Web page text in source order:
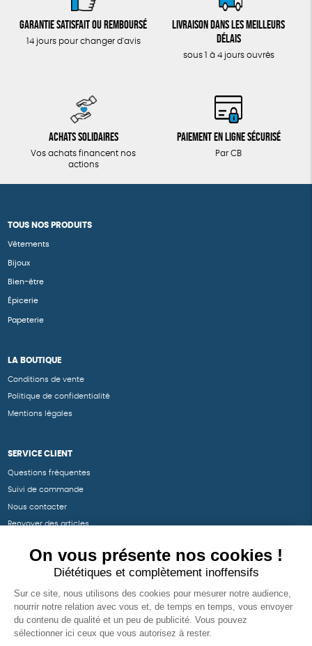
Garantie satisfait ou remboursé
14 jours pour changer d'avis
Livraison dans les meilleurs
délais
sous 1 à 4 jours ouvrés
Achats solidaires
Vos achats financent nos
actions
Paiement en ligne sécurisé
Par CB
TOUS NOS PRODUITS
Vêtements
Bijoux
Bien-être
Épicerie
Papeterie
LA BOUTIQUE
Conditions de vente
Politique de confidentialité
Mentions légales
SERVICE CLIENT
Questions fréquentes
Suivi de commande
Nous contacter
Renvoyer des articles
SUIVEZ-NOUS